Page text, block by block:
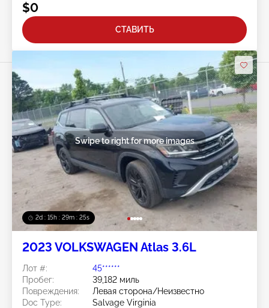
$0
СТАВИТЬ
2d : 15h : 29m : 22s
Swipe to right for more images
2023 VOLKSWAGEN Atlas 3.6L
Лот #:
45******
Пробег:
39,182 миль
Повреждения:
Левая сторона/Неизвестно
Doc Type:
Salvage Virginia